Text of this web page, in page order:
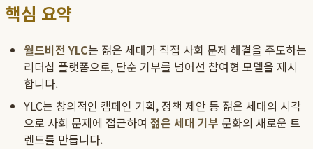
핵심 요약
월드비전 YLC는 젊은 세대가 직접 사회 문제 해결을 주도하는
리더십 플랫폼으로, 단순 기부를 넘어선 참여형 모델을 제시
합니다.
YLC는 창의적인 캠페인 기획, 정책 제안 등 젊은 세대의 시각
으로 사회 문제에 접근하여 젊은 세대 기부 문화의 새로운 트
렌드를 만듭니다.